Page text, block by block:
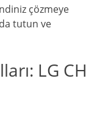
çözmeye
tutun ve
LG CH